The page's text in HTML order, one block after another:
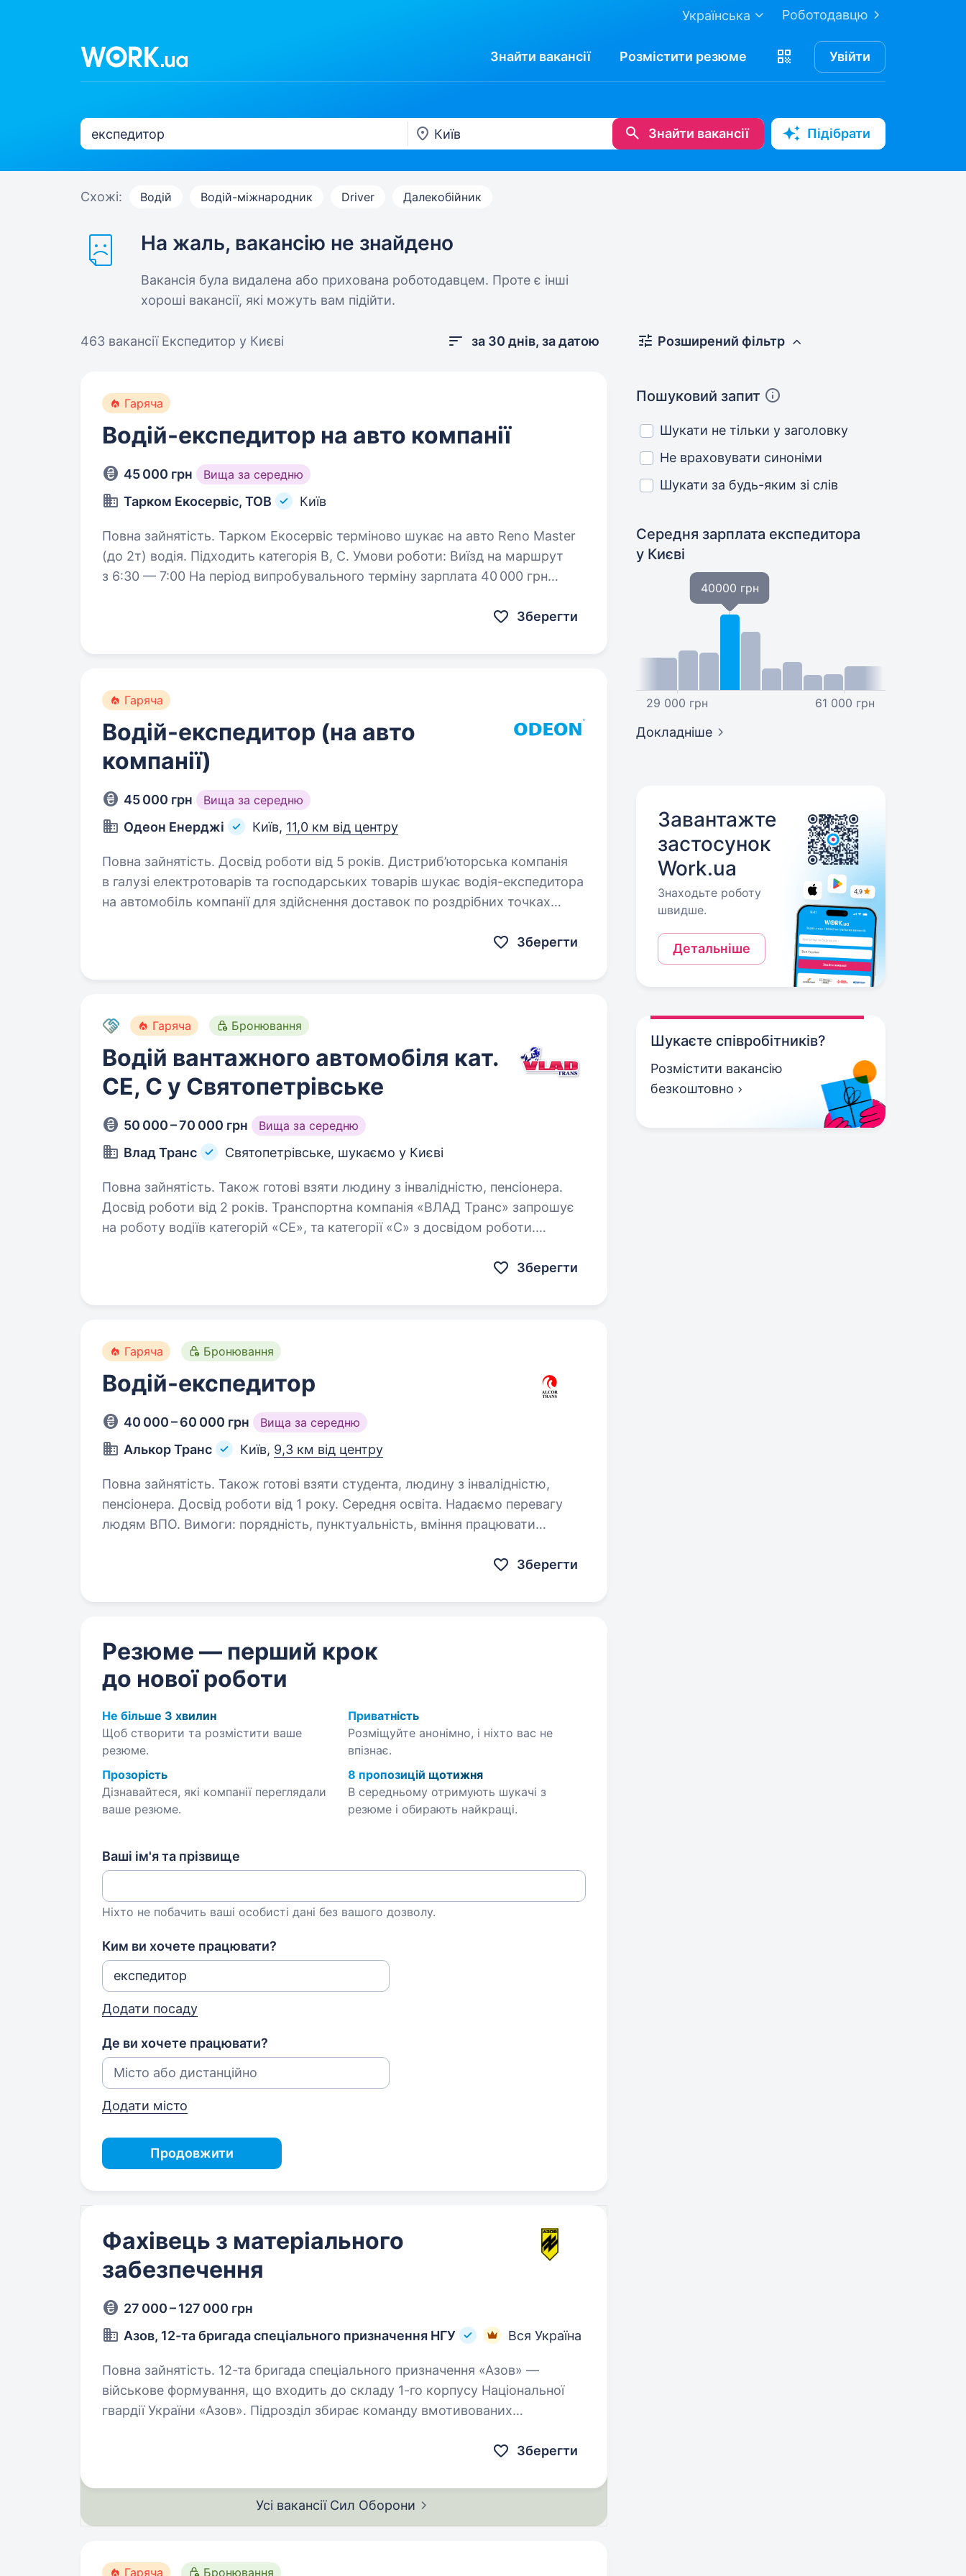
Роботодавцю
Українська
Знайти вакансії Розмістити резюме Увійти
Знайти вакансії Підібрати
Схожі: Водій Водій-міжнародник Driver Далекобійник
На жаль, вакансію не знайдено
Вакансія була видалена або прихована роботодавцем. Проте є інші
хороші вакансії, які можуть вам підійти.
463 вакансії Експедитор у Києві за 30 днів, за датою
Гаряча
Водій-експедитор на авто компанії
45 000 грн Вища за середню
Тарком Екосервіс, ТОВ Київ
Повна зайнятість. Тарком Екосервіс терміново шукає на авто Reno Master
(до 2т) водія. Підходить категорія B, C. Умови роботи: Виїзд на маршрут
з 6:30 — 7:00 На період випробувального терміну зарплата 40 000 грн
Зберегти
Гаряча
Водій-експедитор (на авто
компанії)
45 000 грн Вища за середню
Одеон Енерджі Київ, 11,0 км від центру
Повна зайнятість. Досвід роботи від 5 років. Дистриб’юторська компанія
в галузі електротоварів та господарських товарів шукає водія-експедитора
на автомобіль компанії для здійснення доставок по роздрібних точках
Зберегти
Гаряча Бронювання
Водій вантажного автомобіля кат.
СЕ, С у Святопетрівське
50 000 – 70 000 грн Вища за середню
Влад Транс Святопетрівське, шукаємо у Києві
Повна зайнятість. Також готові взяти людину з інвалідністю, пенсіонера.
Досвід роботи від 2 років. Транспортна компанія «ВЛАД Транс» запрошує
на роботу водіїв категорій «СЕ», та категорії «С» з досвідом роботи.
Зберегти
Гаряча Бронювання
Водій-експедитор
40 000 – 60 000 грн Вища за середню
Алькор Транс Київ, 9,3 км від центру
Повна зайнятість. Також готові взяти студента, людину з інвалідністю,
пенсіонера. Досвід роботи від 1 року. Середня освіта. Надаємо перевагу
людям ВПО. Вимоги: порядність, пунктуальність, вміння працювати
на тиждень, авто надається додому, доставка молочних або…
Зберегти
Резюме — перший крок
до нової роботи
Не більше 3 хвилин
Щоб створити та розмістити ваше
резюме.
Приватність
Розміщуйте анонімно, і ніхто вас не
впізнає.
Прозорість
Дізнавайтеся, які компанії переглядали
ваше резюме.
8 пропозицій щотижня
В середньому отримують шукачі з
резюме і обирають найкращі.
Ваші ім'я та прізвище
Ніхто не побачить ваші особисті дані без вашого дозволу.
Ким ви хочете працювати?
Додати посаду
Де ви хочете працювати?
Додати місто
Продовжити
Фахівець з матеріального
забезпечення
27 000 – 127 000 грн
Азов, 12-та бригада спеціального призначення НГУ
Вся Україна
Повна зайнятість. 12-та бригада спеціального призначення «Азов» —
військове формування, що входить до складу 1-го корпусу Національної
гвардії України «Азов». Підрозділ збирає команду вмотивованих
Зберегти
Усі вакансії Сил Оборони
Гаряча Бронювання
Розширений фільтр
Пошуковий запит
Шукати не тільки у заголовку
Не враховувати синоніми
Шукати за будь-яким зі слів
Середня зарплата експедитора
у Києві
29 000 грн
40000 грн
61 000 грн
Докладніше
Завантажте
застосунок
Work.ua
Знаходьте роботу
швидше.
Детальніше
Шукаєте співробітників?
Розмістити вакансію
безкоштовно